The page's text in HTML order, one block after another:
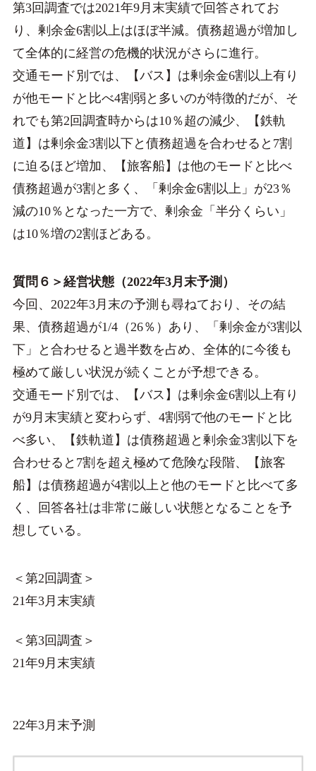
第3回調査では2021年9月末実績で回答されてお
り、剰余金6割以上はほぼ半減。債務超過が増加し
て全体的に経営の危機的状況がさらに進行。
交通モード別では、【バス】は剰余金6割以上有り
が他モードと比べ4割弱と多いのが特徴的だが、そ
れでも第2回調査時からは10％超の減少、【鉄軌
道】は剰余金3割以下と債務超過を合わせると7割
に迫るほど増加、【旅客船】は他のモードと比べ
債務超過が3割と多く、「剰余金6割以上」が23％
減の10％となった一方で、剰余金「半分くらい」
は10％増の2割ほどある。
質問６＞経営状態（2022年3月末予測）
今回、2022年3月末の予測も尋ねており、その結
果、債務超過が1/4（26％）あり、「剰余金が3割以
下」と合わせると過半数を占め、全体的に今後も
極めて厳しい状況が続くことが予想できる。
交通モード別では、【バス】は剰余金6割以上有り
が9月末実績と変わらず、4割弱で他のモードと比
べ多い、【鉄軌道】は債務超過と剰余金3割以下を
合わせると7割を超え極めて危険な段階、【旅客
船】は債務超過が4割以上と他のモードと比べて多
く、回答各社は非常に厳しい状態となることを予
想している。
＜第2回調査＞
21年3月末実績
＜第3回調査＞
21年9月末実績
22年3月末予測